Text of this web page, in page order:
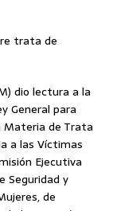
trata de
dio lectura a la
General para
Materia de Trata
a las Víctimas
Ejecutiva
Seguridad y
de